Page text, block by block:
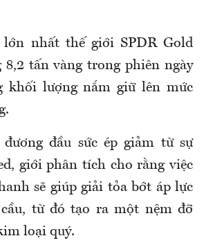
lớn nhất thế giới SPDR Gold
8,2 tấn vàng trong phiên ngày
khối lượng nắm giữ lên mức
đương đầu sức ép giảm từ sự
giới phân tích cho rằng việc
sẽ giúp giải tỏa bớt áp lực
từ đó tạo ra một nệm đỡ
loại quý.